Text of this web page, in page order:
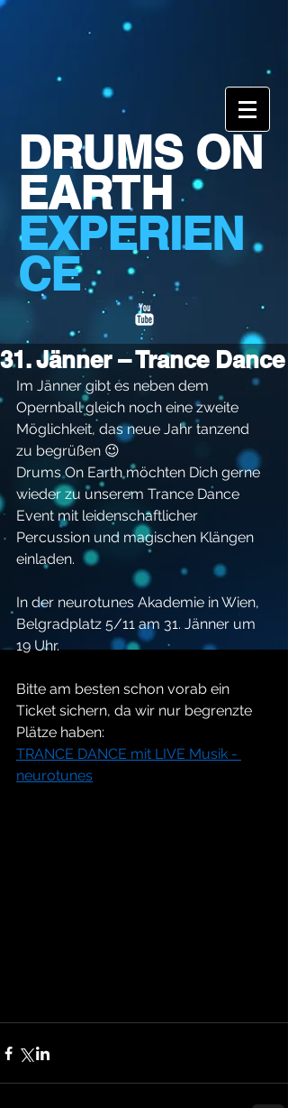
DRUMS ON
EARTH
EXPERIEN
CE
31. Jänner – Trance Dance
Im Jänner gibt es neben dem
Opernball gleich noch eine zweite
Möglichkeit, das neue Jahr tanzend
zu begrüßen 😉
Drums On Earth möchten Dich gerne
wieder zu unserem Trance Dance
Event mit leidenschaftlicher
Percussion und magischen Klängen
einladen.
In der neurotunes Akademie in Wien,
Belgradplatz 5/11 am 31. Jänner um
19 Uhr.
Bitte am besten schon vorab ein
Ticket sichern, da wir nur begrenzte
Plätze haben:
TRANCE DANCE mit LIVE Musik -
neurotunes